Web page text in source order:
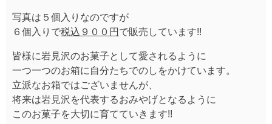
写真は５個入りなのですが
６個入りで税込９００円 で販売しています!!
皆様に岩見沢のお菓子として愛されるように
一つ一つのお箱に自分たちでのしをかけています。
立派なお箱ではございませんが、
将来は岩見沢を代表するおみやげとなるように
このお菓子を大切に育てていきます!!